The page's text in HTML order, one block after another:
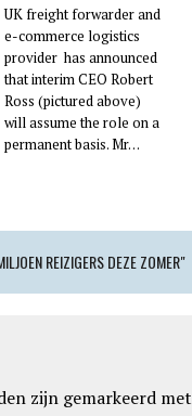
UK freight forwarder and
e-commerce logistics
provider has announced
that interim CEO Robert
Ross (pictured above)
will assume the role on a
permanent basis. Mr…
REIZIGERS DEZE ZOMER"
zijn gemarkeerd met